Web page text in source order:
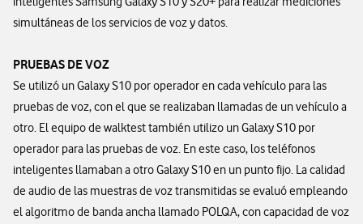
simultáneas de los servicios de voz y datos.
PRUEBAS DE VOZ
Se utilizó un Galaxy S10 por operador en cada vehículo para las
pruebas de voz, con el que se realizaban llamadas de un vehículo a
otro. El equipo de walktest también utilizo un Galaxy S10 por
operador para las pruebas de voz. En este caso, los teléfonos
inteligentes llamaban a otro Galaxy S10 en un punto fijo. La calidad
de audio de las muestras de voz transmitidas se evaluó empleando
el algoritmo de banda ancha llamado POLQA, con capacidad de voz